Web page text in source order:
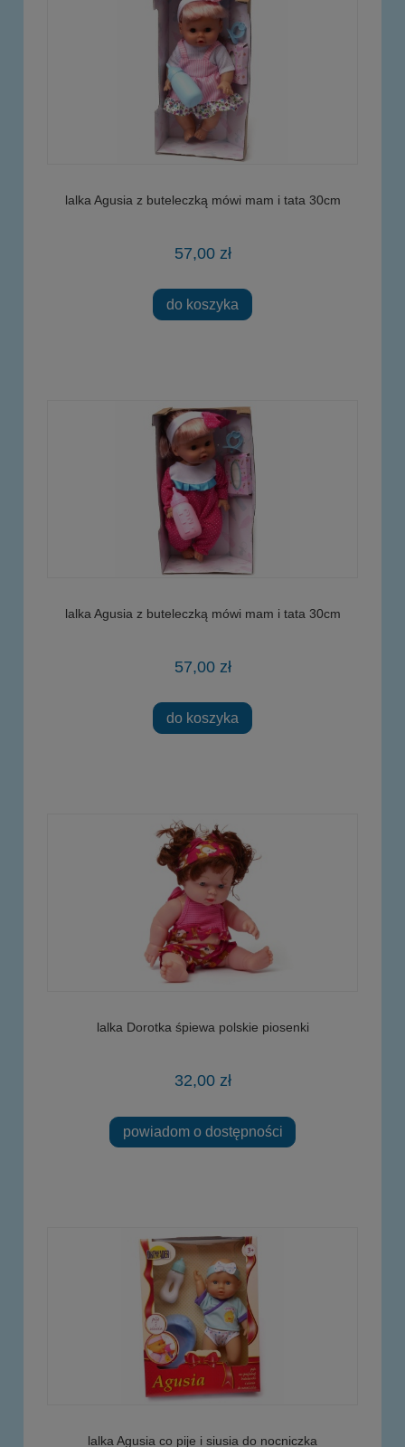
lalka Agusia z buteleczką mówi mam i tata 30cm
57,00 zł
do koszyka
lalka Agusia z buteleczką mówi mam i tata 30cm
57,00 zł
do koszyka
lalka Dorotka śpiewa polskie piosenki
32,00 zł
powiadom o dostępności
lalka Agusia co pije i siusia do nocniczka